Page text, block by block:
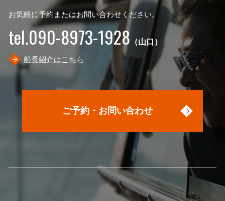
お気軽に予約またはお問い合わせください。
tel.090-8973-1928 （山口）
船長紹介はこちら
ご予約・お問い合わせ